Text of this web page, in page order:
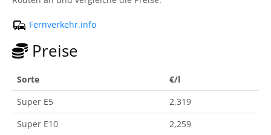
Fernverkehr.info
Preise
Sorte
€/l
Super E5
2,319
Super E10
2,259